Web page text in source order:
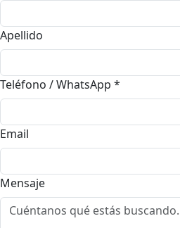
Apellido
Teléfono / WhatsApp *
Email
Mensaje